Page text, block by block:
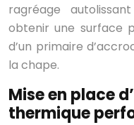
ragréage
obtenir une surface
d’un primaire
la chape.
Mise en place
thermique